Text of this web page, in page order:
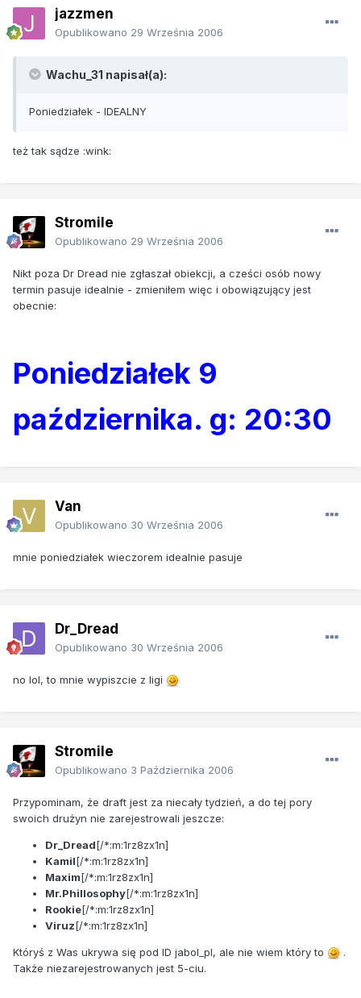
jazzmen
Opublikowano 29 Września 2006
Wachu_31 napisał(a):
Poniedziałek - IDEALNY
też tak sądze :wink:
Stromile
Opublikowano 29 Września 2006
Nikt poza Dr Dread nie zgłaszał obiekcji, a cześci osób nowy
termin pasuje idealnie - zmieniłem więc i obowiązujący jest
obecnie:
Poniedziałek 9
października. g: 20:30
Van
Opublikowano 30 Września 2006
mnie poniedziałek wieczorem idealnie pasuje
Dr_Dread
Opublikowano 30 Września 2006
no lol, to mnie wypiszcie z ligi
Stromile
Opublikowano 3 Października 2006
Przypominam, że draft jest za niecały tydzień, a do tej pory
swoich drużyn nie zarejestrowali jeszcze:
Dr_Dread[/*:m:1rz8zx1n]
Kamil[/*:m:1rz8zx1n]
Maxim[/*:m:1rz8zx1n]
Mr.Phillosophy[/*:m:1rz8zx1n]
Rookie[/*:m:1rz8zx1n]
Viruz[/*:m:1rz8zx1n]
Któryś z Was ukrywa się pod ID jabol_pl, ale nie wiem który to
.
Także niezarejestrowanych jest 5-ciu.